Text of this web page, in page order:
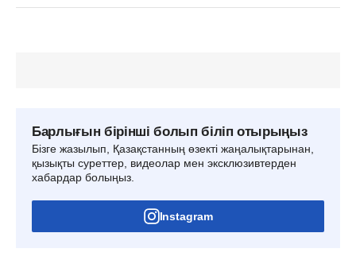
Барлығын бірінші болып біліп отырыңыз
Бізге жазылып, Қазақстанның өзекті жаңалықтарынан,
қызықты суреттер, видеолар мен эксклюзивтерден
хабардар болыңыз.
Instagram